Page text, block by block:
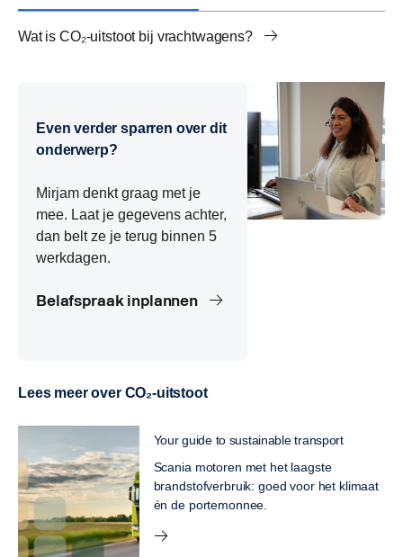
Wat is CO₂-uitstoot bij vrachtwagens?
Hoe wordt CO₂-uitstoot van vrachtwagens berekend?
Beladingsgraad en CO₂-uitstoot vrachtwagens
Europese CO₂-normen voor vrachtwagens
Biobrandstoffen en CO₂-uitstoot vrachtwagens
Elektrische vrachtwagens en CO₂-uitstoot
Routeplanning en CO₂-reductie in transport
Onderhoud en CO₂-uitstoot vrachtwagens
Alternatieve brandstoffen voor vrachtwagens
Even verder sparren over dit
onderwerp?
Mirjam denkt graag met je
mee. Laat je gegevens achter,
dan belt ze je terug binnen 5
werkdagen.
Belafspraak inplannen
Lees meer over CO₂-uitstoot
Your guide to sustainable transport
Scania motoren met het laagste
brandstofverbruik: goed voor het klimaat
én de portemonnee.